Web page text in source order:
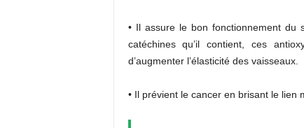
• Il assure le bon fonctionnement
catéchines qu’il contient, ces
d’augmenter l’élasticité des vaisseaux.
• Il prévient le cancer en brisant le lien